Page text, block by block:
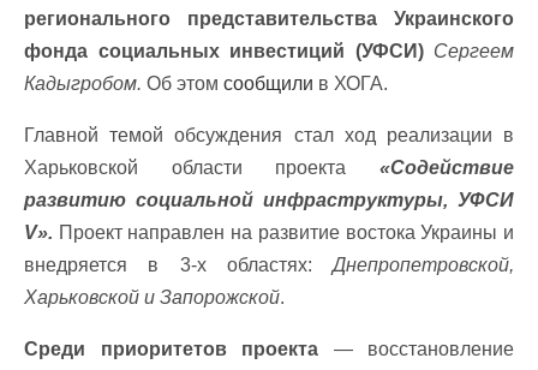
регионального представительства Украинского
фонда социальных инвестиций (УФСИ) Сергеем
Кадыгробом. Об этом сообщили в ХОГА.
Главной темой обсуждения стал ход реализации в
Харьковской области проекта «Содействие
развитию социальной инфраструктуры, УФСИ
V». Проект направлен на развитие востока Украины и
внедряется в 3-х областях:Днепропетровской,
Харьковской и Запорожской.
Среди приоритетов проекта — восстановление